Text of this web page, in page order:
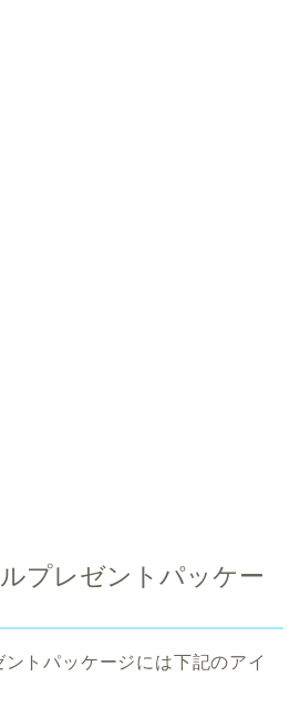
プレゼントパッケー
トパッケージには下記のアイ